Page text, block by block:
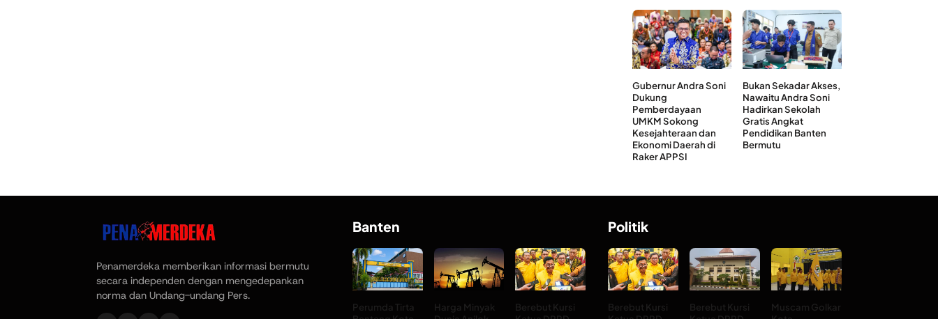
Gubernur Andra Soni
Dukung
Pemberdayaan
UMKM Sokong
Kesejahteraan dan
Ekonomi Daerah di
Raker APPSI
Bukan Sekadar Akses,
Nawaitu Andra Soni
Hadirkan Sekolah
Gratis Angkat
Pendidikan Banten
Bermutu
Penamerdeka memberikan informasi bermutu
secara independen dengan mengedepankan
norma dan Undang-undang Pers.
Banten
Perumda Tirta
Harga Minyak
Berebut Kursi
Politik
Berebut Kursi
Berebut Kursi
Muscam Golkar